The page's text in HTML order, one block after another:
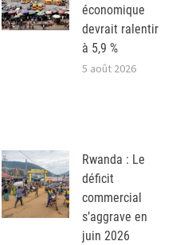
économique
devrait ralentir
à 5,9 %
5 août 2026
Rwanda : Le
déficit
commercial
s’aggrave en
juin 2026